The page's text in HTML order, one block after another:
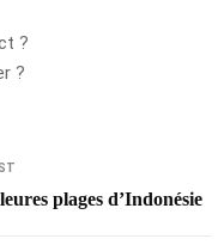
?
?
plages d’Indonésie